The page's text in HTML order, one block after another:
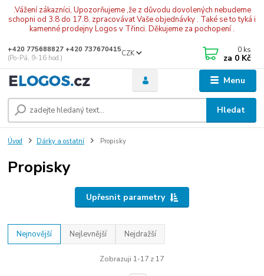
.Vážení zákazníci, Upozorňujeme ,že z důvodu dovolených nebudeme
schopni od 3.8 do 17.8. zpracovávat Vaše objednávky . Také se to tyká i
kamenné prodejny Logos v Třinci. Děkujeme za pochopení .
Menu
CZK
Hledat
+420 775688827 +420 737670415
(Po-Pá, 9-16 hod.)
0 ks
za 0 Kč
Úvod Dárky a ostatní Propisky
Propisky
Upřesnit parametry
Nejnovější Nejlevnější Nejdražší
Zobrazuji 1-17 z 17